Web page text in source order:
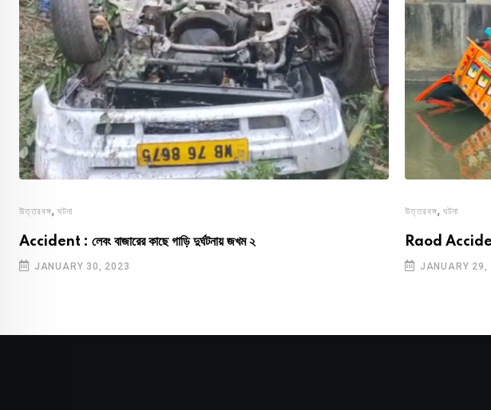
উত্তরবঙ্গ, ঘটনা
Accident : লেবং বাজারের কাছে গাড়ি দুর্ঘটনায় জখম ২
JANUARY 30, 2023
উত্তরবঙ্গ, ঘটনা
Raod Accident :
JANUARY 29,